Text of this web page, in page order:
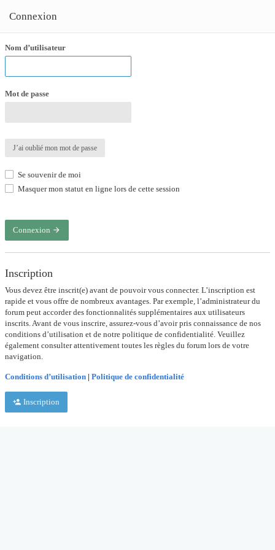
Connexion
Nom d’utilisateur
Mot de passe
J’ai oublié mon mot de passe
Se souvenir de moi
Masquer mon statut en ligne lors de cette session
Connexion
Inscription
Vous devez être inscrit(e) avant de pouvoir vous connecter. L’inscription est
rapide et vous offre de nombreux avantages. Par exemple, l’administrateur du
forum peut accorder des fonctionnalités supplémentaires aux utilisateurs
inscrits. Avant de vous inscrire, assurez-vous d’avoir pris connaissance de nos
conditions d’utilisation et de notre politique de confidentialité. Veuillez
également consulter attentivement toutes les règles du forum lors de votre
navigation.
Conditions d’utilisation | Politique de confidentialité
Inscription